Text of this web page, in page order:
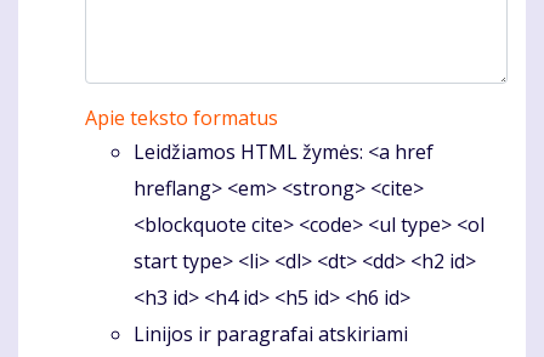
Apie teksto formatus
Leidžiamos HTML žymės: <a href
hreflang> <em> <strong> <cite>
<blockquote cite> <code> <ul type> <ol
start type> <li> <dl> <dt> <dd> <h2 id>
<h3 id> <h4 id> <h5 id> <h6 id>
Linijos ir paragrafai atskiriami